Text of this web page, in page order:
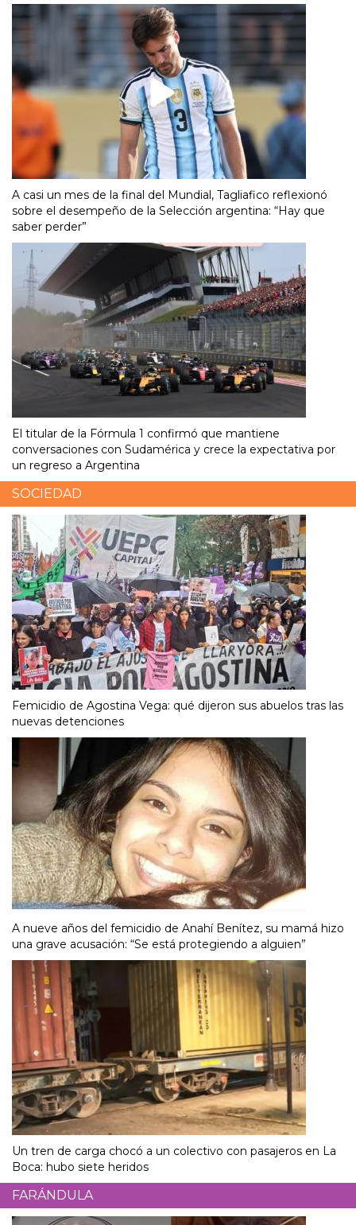
A casi un mes de la final del Mundial, Tagliafico reflexionó
sobre el desempeño de la Selección argentina: “Hay que
saber perder”
El titular de la Fórmula 1 confirmó que mantiene
conversaciones con Sudamérica y crece la expectativa por
un regreso a Argentina
SOCIEDAD
Femicidio de Agostina Vega: qué dijeron sus abuelos tras las
nuevas detenciones
A nueve años del femicidio de Anahí Benítez, su mamá hizo
una grave acusación: “Se está protegiendo a alguien”
Un tren de carga chocó a un colectivo con pasajeros en La
Boca: hubo siete heridos
FARÁNDULA